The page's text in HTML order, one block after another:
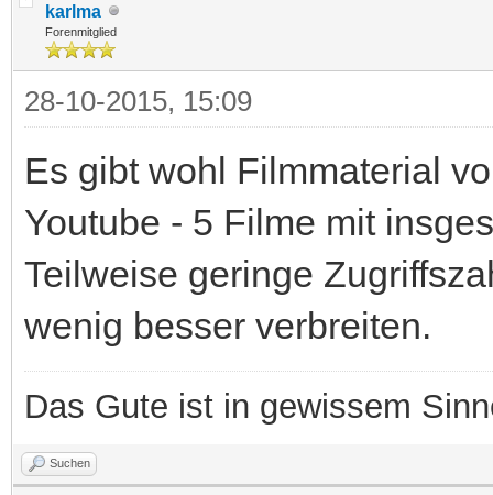
karlma
Forenmitglied
28-10-2015, 15:09
Es gibt wohl Filmmaterial
Youtube - 5 Filme mit
Teilweise geringe
wenig besser verbreiten.
Das Gute ist in gewissem
Suchen